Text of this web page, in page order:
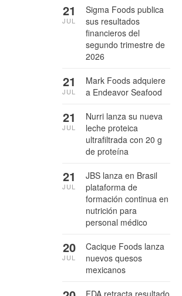
Sigma Foods publica
sus resultados
financieros del
segundo trimestre de
2026
21
JUL
Mark Foods adquiere
a Endeavor Seafood
21
JUL
Nurri lanza su nueva
leche proteica
ultrafiltrada con 20 g
de proteína
21
JUL
JBS lanza en Brasil
plataforma de
formación continua en
nutrición para
personal médico
21
JUL
Cacique Foods lanza
nuevos quesos
mexicanos
20
JUL
FDA retracta resultado